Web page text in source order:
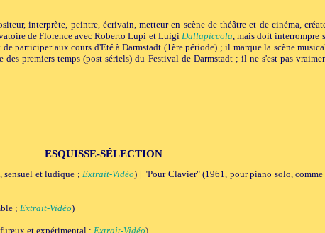
interprète, peintre, écrivain, metteur en scène de théâtre et de cinéma,
de Florence avec Roberto Lupi et Luigi Dallapiccola, mais doit interrompre
de participer aux cours d'Eté à Darmstadt (1ère période) ; il marque la scène
premiers temps (post-sériels) du Festival de Darmstadt ; il ne s'est pas
ESQUISSE-SÉLECTION
et ludique ; Extrait-Vidéo) | "Pour Clavier" (1961, pour piano solo,
; Extrait-Vidéo)
et expérimental ; Extrait-Vidéo)